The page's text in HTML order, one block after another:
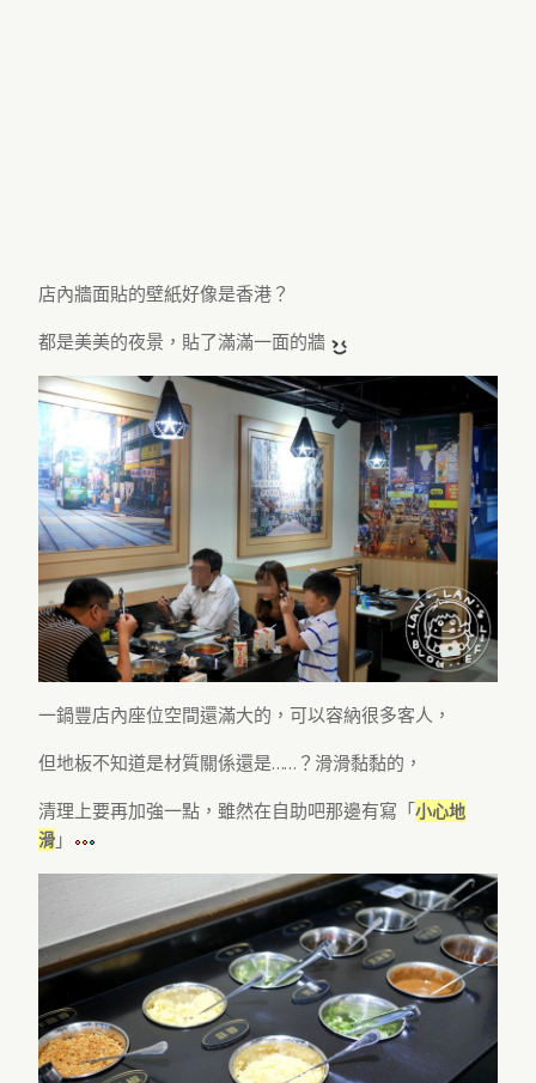
店內牆面貼的壁紙好像是香港？
都是美美的夜景，貼了滿滿一面的牆
一鍋豐店內座位空間還滿大的，可以容納很多客人，
但地板不知道是材質關係還是……？滑滑黏黏的，
清理上要再加強一點，雖然在自助吧那邊有寫「小心地
滑 」